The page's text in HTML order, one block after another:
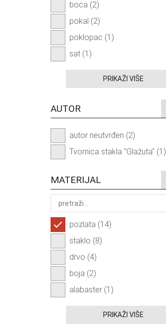
boca (2)
pokal (2)
poklopac (1)
sat (1)
PRIKAŽI VIŠE
AUTOR
autor neutvrđen (2)
Tvornica stakla "Glažuta" (1)
MATERIJAL
pozlata (14)
staklo (8)
drvo (4)
boja (2)
alabaster (1)
PRIKAŽI VIŠE